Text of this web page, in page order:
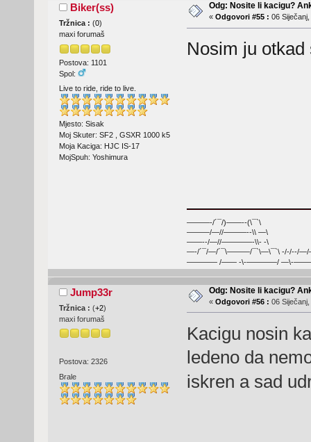
Biker(ss)
Tržnica : (0)
maxi forumaš
Postova: 1101
Spol:
Live to ride, ride to live.
Mjesto: Sisak
Moj Skuter: SF2 , GSXR 1000 k5
Moja Kaciga: HJC IS-17
MojSpuh: Yoshimura
Odg: Nosite li kacigu?
« Odgovori #55 : 06
Nosim ju
———-/´¯/)——--(\¯`\
———/—//———--\\ —\
——--/—//————-\\- -\
—-/´¯/—/´¯\———/¯`\—\¯`\
———— /—— -\-————/ —\-
Jump33r
Tržnica : (+2)
maxi forumaš
Postova: 2326
Brale
Odg: Nosite li kacigu?
« Odgovori #56 : 06
Kacigu nosin
ledeno da
iskren a sad